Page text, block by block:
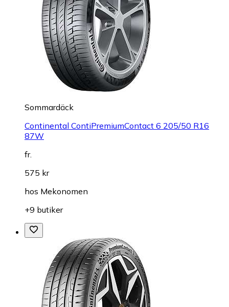
Sommardäck
Continental ContiPremiumContact 6 205/50 R16
87W
fr.
575 kr
hos Mekonomen
+9 butiker